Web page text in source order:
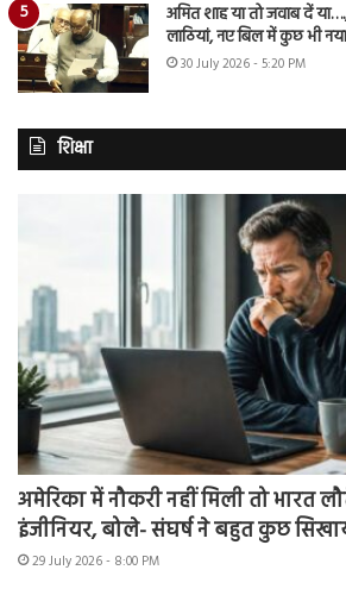
अमित शाह या तो जवाब दें
लाठियां, नए बिल में कुछ भी
30 July 2026 - 5:20 PM
शिक्षा
अमेरिका में नौकरी नहीं मिली तो भारत
इंजीनियर, बोले- संघर्ष ने बहुत कुछ
29 July 2026 - 8:00 PM